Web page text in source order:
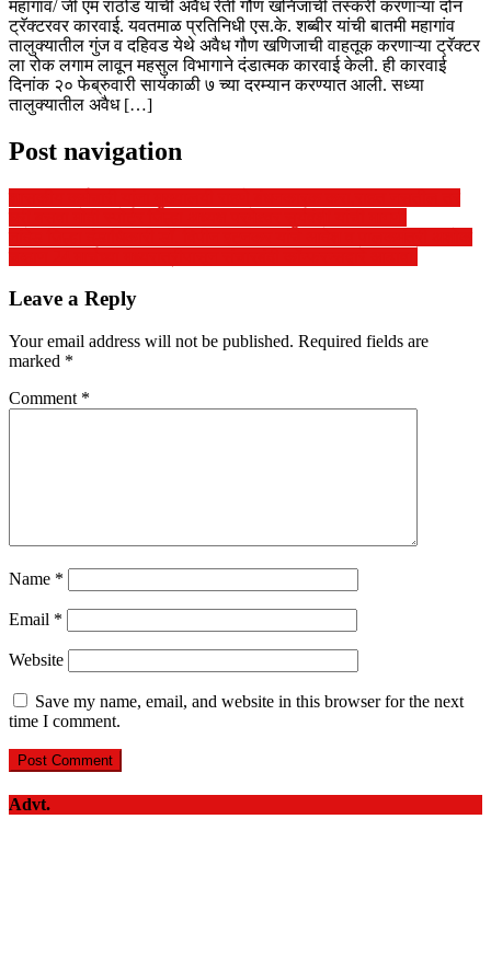
महागांव/ जी एम राठोड यांची अवैध रेती गौण खनिजाची तस्करी करणाऱ्या दोन
ट्रॅक्टरवर कारवाई. यवतमाळ प्रतिनिधी एस.के. शब्बीर यांची बातमी महागांव
तालुक्यातील गुंज व दहिवड येथे अवैध गौण खणिजाची वाहतूक करणाऱ्या ट्रॅक्टर
ला रोक लगाम लावून महसुल विभागाने दंडात्मक कारवाई केली. ही कारवाई
दिनांक २० फेब्रुवारी सायंकाळी ७ च्या दरम्यान करण्यात आली. सध्या
तालुक्यातील अवैध […]
Post navigation
Leave a Reply
Your email address will not be published. Required fields are
marked *
Comment *
Name *
Email *
Website
Save my name, email, and website in this browser for the next
time I comment.
Advt.